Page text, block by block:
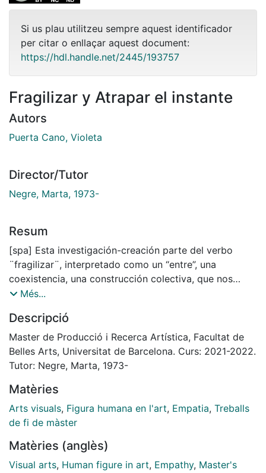
Si us plau utilitzeu sempre aquest identificador
per citar o enllaçar aquest document:
https://hdl.handle.net/2445/193757
Fragilizar y Atrapar el instante
Autors
Puerta Cano, Violeta
Director/Tutor
Negre, Marta, 1973-
Resum
[spa] Esta investigación-creación parte del verbo
¨fragilizar¨, interpretado como un “entre”, una
coexistencia, una construcción colectiva, que nos
permite relacionarnos con los otros y con el entorno
observando la grieta, la cicatriz y la ruptura como
acontecimientos que resuenan en el arte; entender el
cuerpo y la vida como movimientos efímeros e
inestables cuestionando así su linealidad y su progreso
Hago mención de la muerte como conjunción de la
vida y el presente como devenir. Resalto el significado
de la palabra “acontecimiento” pues lo que le da
marca un momento temporal de diferencia al que no
puede escapar y abre caminos a nuevas posibilidades.
Més...
Descripció
Master de Producció i Recerca Artística, Facultat de
Belles Arts, Universitat de Barcelona. Curs: 2021-2022.
Tutor: Negre, Marta, 1973-
Matèries
Arts visuals, Figura humana en l'art, Empatia, Treballs
de fi de màster
Matèries (anglès)
Visual arts, Human figure in art, Empathy, Master's